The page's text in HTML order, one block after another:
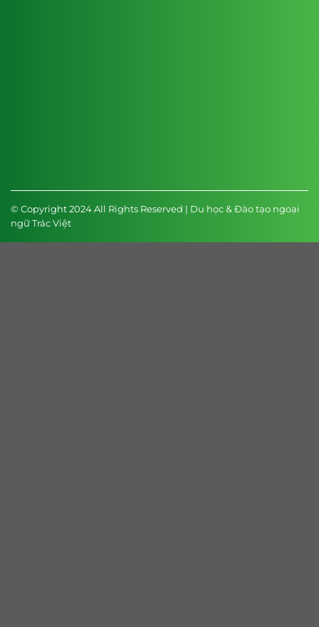
© Copyright 2024 All Rights Reserved | Du học & Đào tạo ngoại
ngữ Trác Việt